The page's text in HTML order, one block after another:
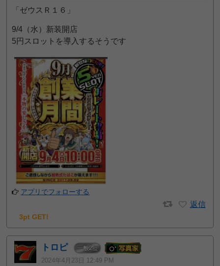
「ゼウスＲ１６」
9/4（水）新装開店
5円スロットを導入するそうです
アプリでフォローする
返信
3pt GET!
トロピ 一般2位
2024年4月23日 12:49 PM